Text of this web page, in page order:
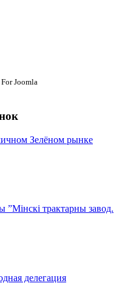
Joomla
Зелёном рынке
трактарны завод.
делегация